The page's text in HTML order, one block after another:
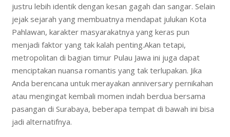
justru lebih identik dengan kesan gagah dan sangar. Selain
jejak sejarah yang membuatnya mendapat julukan Kota
Pahlawan, karakter masyarakatnya yang keras pun
menjadi faktor yang tak kalah penting.Akan tetapi,
metropolitan di bagian timur Pulau Jawa ini juga dapat
menciptakan nuansa romantis yang tak terlupakan. Jika
Anda berencana untuk merayakan anniversary pernikahan
atau mengingat kembali momen indah berdua bersama
pasangan di Surabaya, beberapa tempat di bawah ini bisa
jadi alternatifnya.